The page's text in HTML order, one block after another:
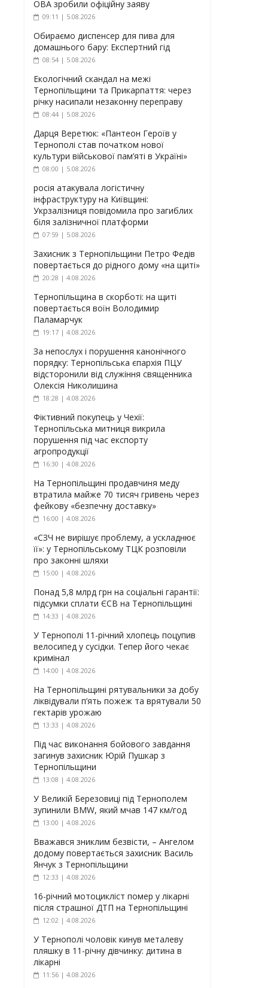
ОВА зробили офіційну заяву
09:11 | 5.08.2026
Обираємо диспенсер для пива для
домашнього бару: Експертний гід
08:54 | 5.08.2026
Екологічний скандал на межі
Тернопільщини та Прикарпаття: через
річку насипали незаконну переправу
08:44 | 5.08.2026
Дарця Веретюк: «Пантеон Героїв у
Тернополі став початком нової
культури військової пам’яті в Україні»
08:00 | 5.08.2026
росія атакувала логістичну
інфраструктуру на Київщині:
Укрзалізниця повідомила про загиблих
біля залізничної платформи
07:59 | 5.08.2026
Захисник з Тернопільщини Петро Федів
повертається до рідного дому «на щиті»
20:28 | 4.08.2026
Тернопільщина в скорботі: на щиті
повертається воїн Володимир
Паламарчук
19:17 | 4.08.2026
За непослух і порушення канонічного
порядку: Тернопільська єпархія ПЦУ
відсторонили від служіння священника
Олексія Николишина
18:28 | 4.08.2026
Фіктивний покупець у Чехії:
Тернопільська митниця викрила
порушення під час експорту
агропродукції
16:30 | 4.08.2026
На Тернопільщині продавчиня меду
втратила майже 70 тисяч гривень через
фейкову «безпечну доставку»
16:00 | 4.08.2026
«СЗЧ не вирішує проблему, а ускладнює
її»: у Тернопільському ТЦК розповіли
про законні шляхи
15:00 | 4.08.2026
Понад 5,8 млрд грн на соціальні гарантії:
підсумки сплати ЄСВ на Тернопільщині
14:33 | 4.08.2026
У Тернополі 11-річний хлопець поцупив
велосипед у сусідки. Тепер його чекає
кримінал
14:00 | 4.08.2026
На Тернопільщині рятувальники за добу
ліквідували п’ять пожеж та врятували 50
гектарів урожаю
13:33 | 4.08.2026
Під час виконання бойового завдання
загинув захисник Юрій Пушкар з
Тернопільщини
13:08 | 4.08.2026
У Великій Березовиці під Тернополем
зупинили BMW, який мчав 147 км/год
13:00 | 4.08.2026
Вважався зниклим безвісти, – Ангелом
додому повертається захисник Василь
Янчук з Тернопільщини
12:33 | 4.08.2026
16-річний мотоцикліст помер у лікарні
після страшної ДТП на Тернопільщині
12:02 | 4.08.2026
У Тернополі чоловік кинув металеву
пляшку в 11-річну дівчинку: дитина в
лікарні
11:56 | 4.08.2026